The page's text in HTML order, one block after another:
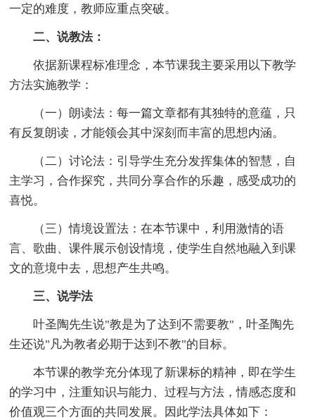
一定的难度，教师应重点突破。
二、说教法：
依据新课程标准理念，本节课我主要采用以下教学
方法实施教学：
（一）朗读法：每一篇文章都有其独特的意蕴，只
有反复朗读，才能领会其中深刻而丰富的思想内涵。
（二）讨论法：引导学生充分发挥集体的智慧，自
主学习，合作探究，共同分享合作的乐趣，感受成功的
喜悦。
（三）情境设置法：在本节课中，利用激情的语
言、歌曲、课件展示创设情境，使学生自然地融入到课
文的意境中去，思想产生共鸣。
三、说学法
叶圣陶先生说"教是为了达到不需要教"，叶圣陶先
生还说"凡为教者必期于达到不教"的目标。
本节课的教学充分体现了新课标的精神，即在学生
的学习中，注重知识与能力、过程与方法，情感态度和
价值观三个方面的共同发展。因此学法具体如下：